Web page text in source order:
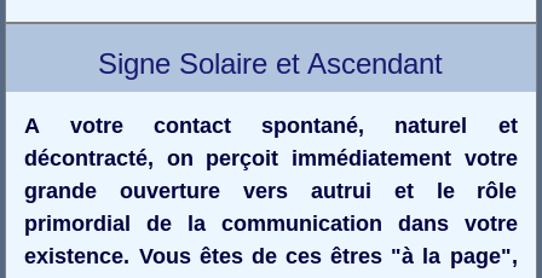
Signe Solaire et Ascendant
A votre contact spontané, naturel et
décontracté, on perçoit immédiatement votre
grande ouverture vers autrui et le rôle
primordial de la communication dans votre
existence. Vous êtes de ces êtres "à la page",